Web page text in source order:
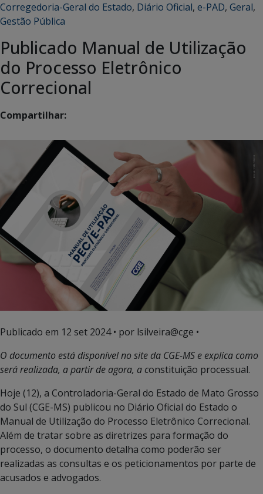
Corregedoria-Geral do Estado, Diário Oficial, e-PAD, Geral,
Gestão Pública
Publicado Manual de Utilização
do Processo Eletrônico
Correcional
Compartilhar:
Publicado em 12 set 2024• por lsilveira@cge •
O documento está disponível no site da CGE-MS e explica como
será realizada, a partir de agora, a constituição processual.
Hoje (12), a Controladoria-Geral do Estado de Mato Grosso
do Sul (CGE-MS) publicou no Diário Oficial do Estado o
Manual de Utilização do Processo Eletrônico Correcional.
Além de tratar sobre as diretrizes para formação do
processo, o documento detalha como poderão ser
realizadas as consultas e os peticionamentos por parte de
acusados e advogados.